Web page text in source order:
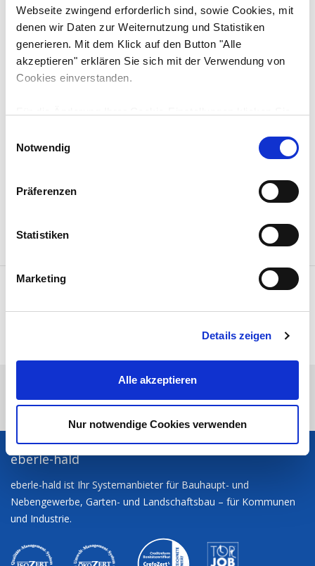
Webseite zwingend erforderlich sind, sowie Cookies, mit
denen wir Daten zur Weiternutzung und Statistiken
generieren. Mit dem Klick auf den Button "Alle
akzeptieren" erklären Sie sich mit der Verwendung von
Cookies einverstanden.
Umständen können durch die Anpassung der
Einstellungen bestimmte Funktionen nicht fehlerfrei
genutzt werden. Weitere Informationen finden Sie in der
unten stehenden Cookie-Erklärung unter "Details zeigen"
l
Notwendig
Präferenzen
Statistiken
Marketing
Details zeigen
Alle akzeptieren
Nur notwendige Cookies verwenden
Motorleistung
53.7 kW / 73 PS
Motortyp
Yanmar 4TNV98TCT
ANGEBOT ANFORDERN
E-MAIL
Sie möchten?
Produktsortiment
Baumaschinen
Eurocomach 19SK
eberle-hald
eberle-hald ist Ihr Systemanbieter für Bauhaupt- und
Nebengewerbe, Garten- und Landschaftsbau – für Kommunen
und Industrie.